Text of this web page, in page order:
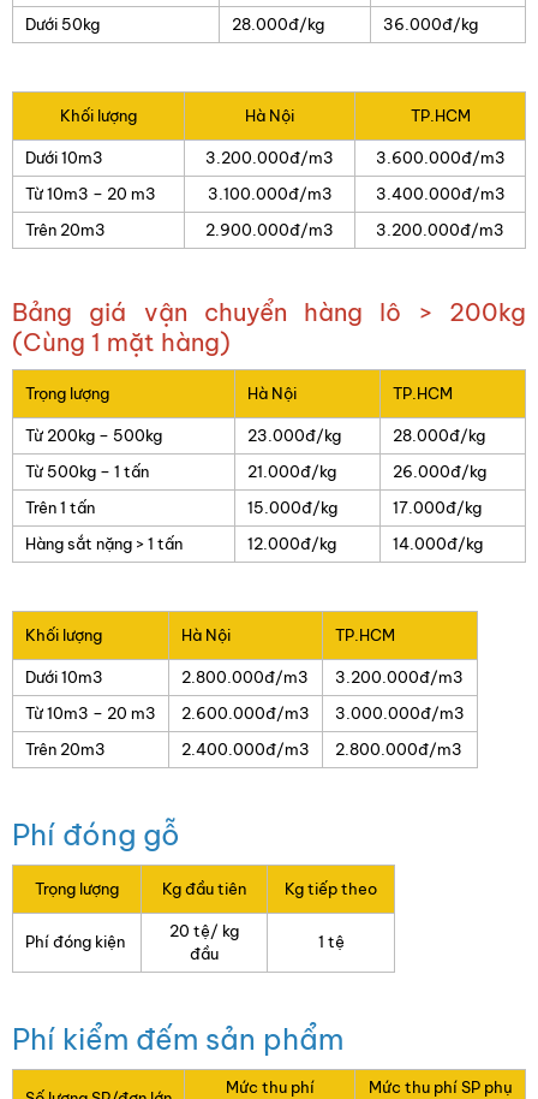
Dưới 50kg
28.000đ/kg 36.000đ/kg
Khối lượng Hà Nội TP.HCM
Dưới 10m3 3.200.000đ/m3
3.600.000đ/m3
Từ 10m3 – 20 m3
3.100.000đ/m3
3.400.000đ/m3
Trên 20m3
2.900.000đ/m3 3.200.000đ/m3
Bảng giá vận chuyển hàng lô > 200kg
(Cùng 1 mặt hàng)
Trọng lượng Hà Nội TP.HCM
Từ 200kg – 500kg 23.000đ/kg
28.000đ/kg
Từ 500kg – 1 tấn
21.000đ/kg
26.000đ/kg
Trên 1 tấn
15.000đ/kg
17.000đ/kg
Hàng sắt nặng > 1 tấn
12.000đ/kg 14.000đ/kg
Khối lượng Hà Nội TP.HCM
Dưới 10m3 2.800.000đ/m3
3.200.000đ/m3
Từ 10m3 – 20 m3
2.600.000đ/m3
3.000.000đ/m3
Trên 20m3
2.400.000đ/m3 2.800.000đ/m3
Phí đóng gỗ
Trọng lượng Kg đầu tiên Kg tiếp theo
Phí đóng kiện
20 tệ/ kg
đầu
1 tệ
Phí kiểm đếm sản phẩm
Mức thu phí Mức thu phí SP phụ